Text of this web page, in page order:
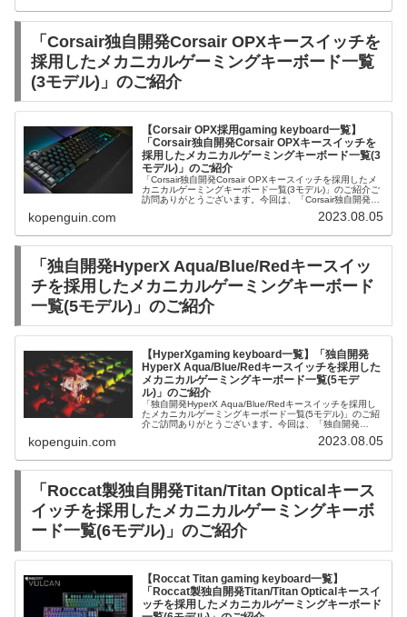
「Corsair独自開発Corsair OPXキースイッチを
採用したメカニカルゲーミングキーボード一覧
(3モデル)」のご紹介
【Corsair OPX採用gaming keyboard一覧】
「Corsair独自開発Corsair OPXキースイッチを
採用したメカニカルゲーミングキーボード一覧(3
モデル)」のご紹介
「Corsair独自開発Corsair OPXキースイッチを採用したメ
カニカルゲーミングキーボード一覧(3モデル)」のご紹介ご
訪問ありがとうございます。今回は、「Corsair独自開発
kopenguin.com 2023.08.05
「独自開発HyperX Aqua/Blue/Redキースイッ
チを採用したメカニカルゲーミングキーボード
一覧(5モデル)」のご紹介
【HyperXgaming keyboard一覧】「独自開発
HyperX Aqua/Blue/Redキースイッチを採用した
メカニカルゲーミングキーボード一覧(5モデ
ル)」のご紹介
「独自開発HyperX Aqua/Blue/Redキースイッチを採用し
たメカニカルゲーミングキーボード一覧(5モデル)」のご紹
介ご訪問ありがとうございます。今回は、「独自開発
kopenguin.com 2023.08.05
「Roccat製独自開発Titan/Titan Opticalキース
イッチを採用したメカニカルゲーミングキーボ
ード一覧(6モデル)」のご紹介
【Roccat Titan gaming keyboard一覧】
「Roccat製独自開発Titan/Titan Opticalキースイ
ッチを採用したメカニカルゲーミングキーボード